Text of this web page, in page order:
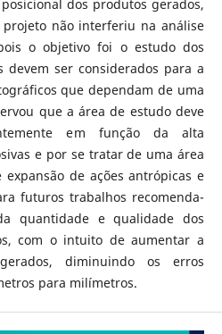
dos produtos gerados,
não interferiu na análise
o objetivo foi o estudo dos
devem ser considerados para a
que dependam de uma
que a área de estudo deve
em função da alta
e por se tratar de uma área
de ações antrópicas e
futuros trabalhos recomenda-
quantidade e qualidade dos
com o intuito de aumentar a
diminuindo os erros
para milímetros.